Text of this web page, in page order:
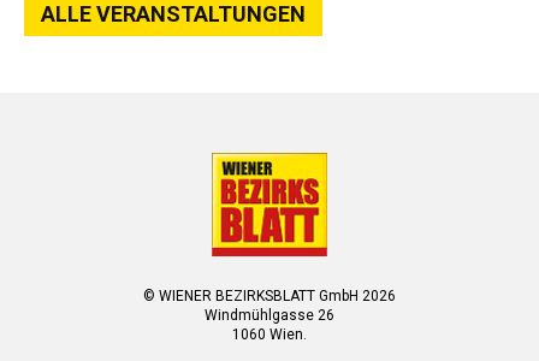
ALLE VERANSTALTUNGEN
© WIENER BEZIRKSBLATT GmbH 2026
Windmühlgasse 26
1060 Wien.